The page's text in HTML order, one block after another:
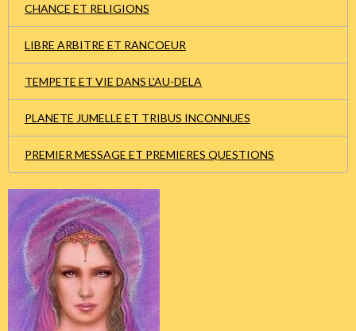
CHANCE ET RELIGIONS
LIBRE ARBITRE ET RANCOEUR
TEMPETE ET VIE DANS L'AU-DELA
PLANETE JUMELLE ET TRIBUS INCONNUES
PREMIER MESSAGE ET PREMIERES QUESTIONS